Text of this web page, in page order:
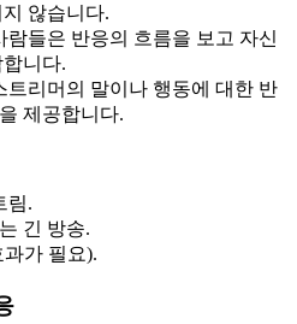
않습니다.
람들은 반응의 흐름을 보고 자신
니다.
트리머의 말이나 행동에 대한 반
제공합니다.
림.
긴 방송.
가 필요).